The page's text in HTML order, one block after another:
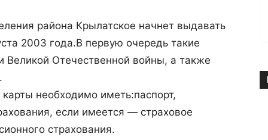
района Крылатское начнет выдавать
2003 года.В первую очередь такие
Великой Отечественной войны, а также
необходимо иметь:паспорт,
если имеется — страховое
страхования.